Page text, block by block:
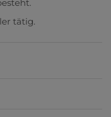
tätig.